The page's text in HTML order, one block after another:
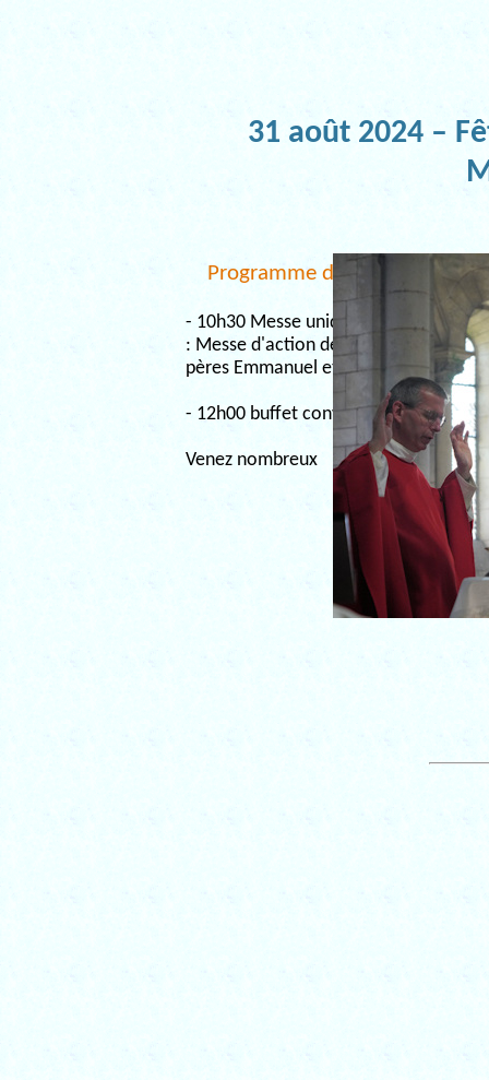
31 août 2024 –
Programme de la journée
- 10h30 Messe unique à Montbron
: Messe d'action de grâce des
pères Emmanuel et François
- 12h00 buffet convivial
Venez nombreux